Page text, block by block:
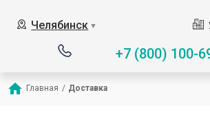
Челябинск ▼
+7 (800) 100-
Главная / Доставка